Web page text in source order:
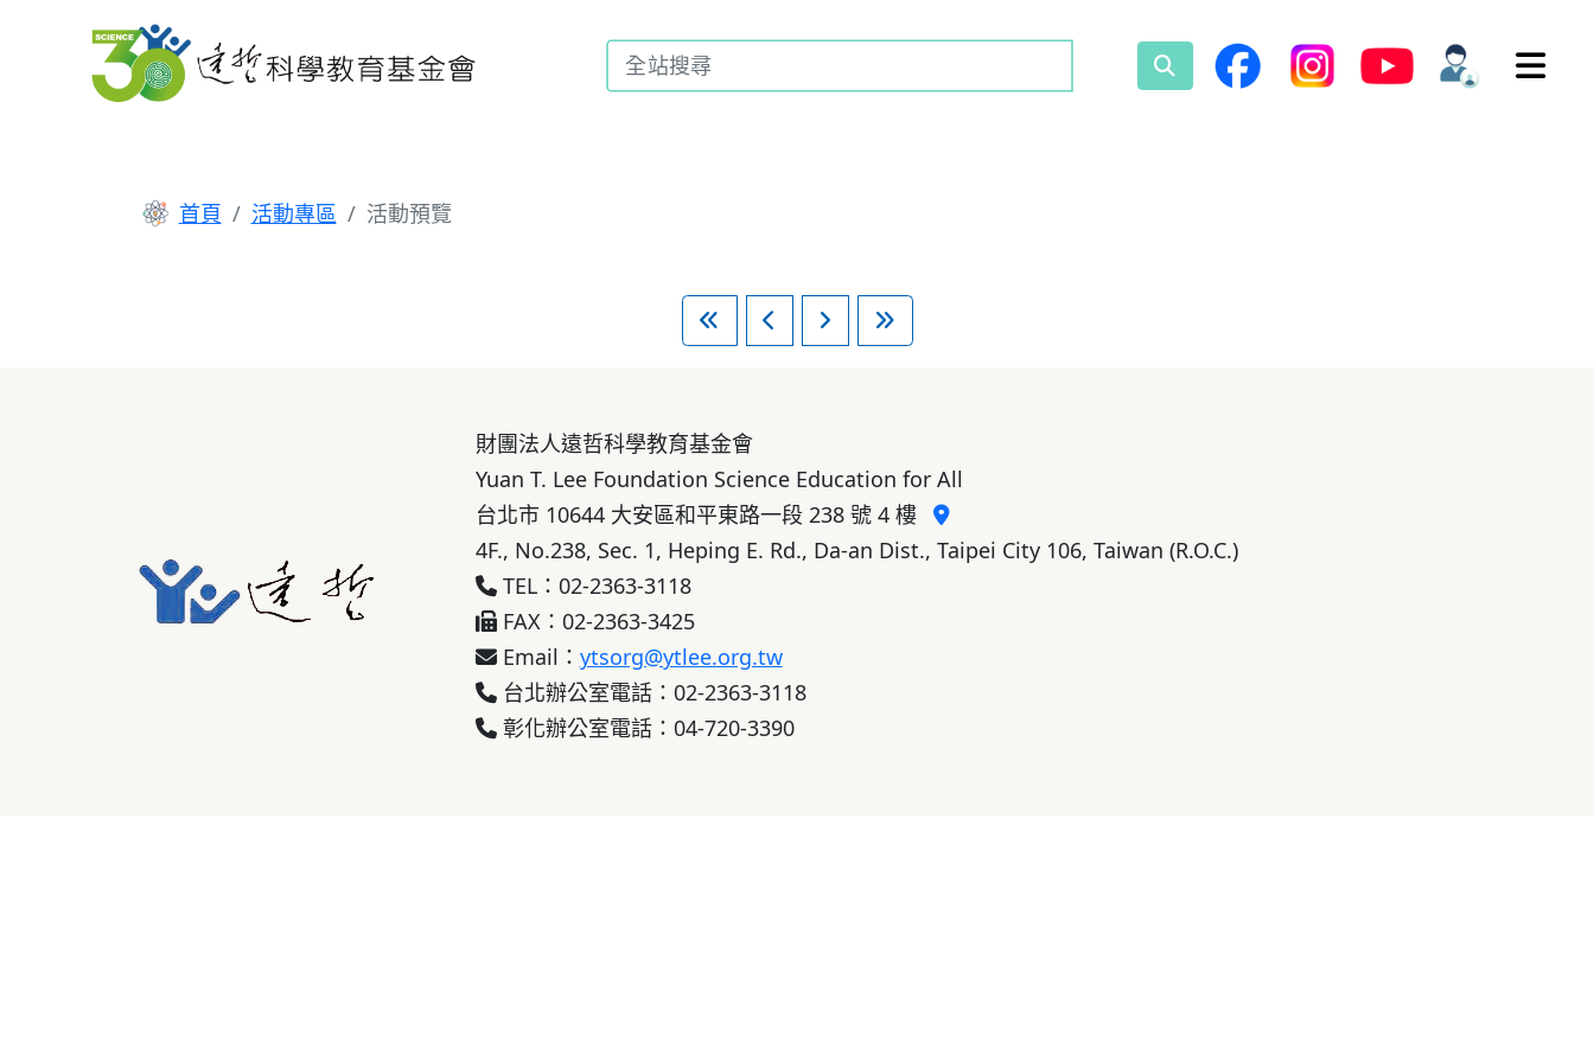
首頁 活動專區 活動預覽
財團法人遠哲科學教育基金會
Yuan T. Lee Foundation Science Education for All
台北市 10644 大安區和平東路一段 238 號 4 樓
4F., No.238, Sec. 1, Heping E. Rd., Da-an Dist., Taipei City 106, Taiwan (R.O.C.)
TEL：02-2363-3118
FAX：02-2363-3425
Email： ytsorg@ytlee.org.tw
台北辦公室電話：02-2363-3118
彰化辦公室電話：04-720-3390